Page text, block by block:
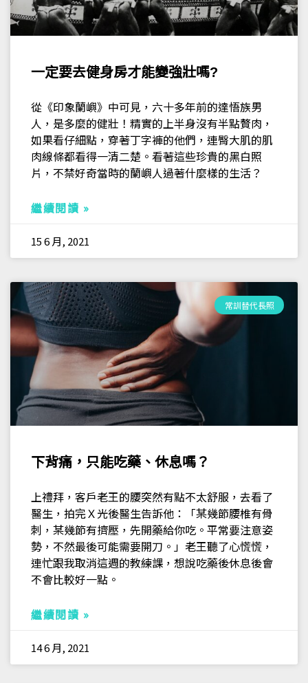
一定要去健身房才能變強壯嗎?
從《印象蘭嶼》中可見，六十多年前的達悟族男
人，是多麼的健壯！精實的上半身沒有半點贅肉，
如果看仔細點，穿著丁字褲的他們，連臀大肌的肌
肉線條都看得一清二楚。看著這些珍貴的黑白照
片，不禁好奇當時的蘭嶼人過著什麼樣的生活？
繼續閱讀 »
15 6 月, 2021
常訓替代長照
下背痛，只能吃藥、休息嗎？
上禮拜，客戶老王的腰突然有點不太舒服，去看了
醫生，拍完Ｘ光後醫生告訴他：「某幾節腰椎有骨
刺，某幾節有擠壓，先開藥給你吃。平常要注意姿
勢，不然最後可能需要開刀。」老王聽了心慌慌，
連忙跟我取消這週的教練課，想說吃藥後休息後會
不會比較好一點。
繼續閱讀 »
14 6 月, 2021